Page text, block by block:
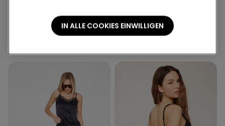
Body mit schmalen
Trägern aus gerippter
5.05 CHF-70%
Langarmshirt aus
Baumwolle mit
Muschelkante
17.95 CHF 5.35 CHF
IN ALLE COOKIES EINWILLIGEN